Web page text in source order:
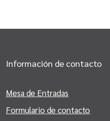
Información de contacto
Mesa de Entradas
Formulario de contacto